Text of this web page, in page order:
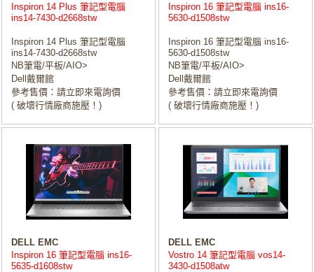
Inspiron 14 Plus 筆記型電腦
ins14-7430-d2668stw
Inspiron 14 Plus 筆記型電腦
ins14-7430-d2668stw
NB筆電/平板/AIO>
Dell戴爾館
參考售價：請立即來電詢價
( 破壞行情廠商施壓！)
Inspiron 16 筆記型電腦 ins16-
5630-d1508stw
Inspiron 16 筆記型電腦 ins16-
5630-d1508stw
NB筆電/平板/AIO>
Dell戴爾館
參考售價：請立即來電詢價
( 破壞行情廠商施壓！)
DELL EMC
Inspiron 16 筆記型電腦 ins16-
5635-d1608stw
DELL EMC
Vostro 14 筆記型電腦 vos14-
3430-d1508atw